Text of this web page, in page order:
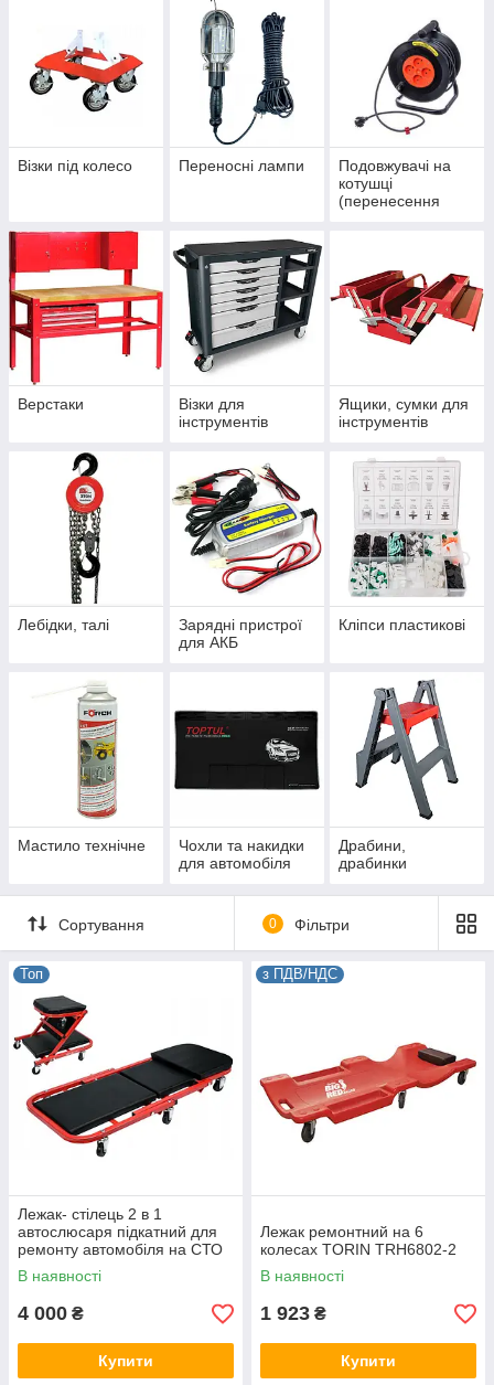
Візки під колесо Переносні лампи
Подовжувачі на
котушці
(перенесення
Верстаки
Візки для
інструментів
Ящики, сумки для
інструментів
Лебідки, талі
Зарядні пристрої
для АКБ
Кліпси пластикові
Мастило технічне
Чохли та накидки
для автомобіля
Драбини,
драбинки
Сортування 0 Фільтри
Топ
Лежак- стілець 2 в 1
автослюсаря підкатний для
ремонту автомобіля на СТО
автосервіса, майстерні YATO
YT-08802
В наявності
4 000 ₴
Купити
з ПДВ/НДС
Лежак ремонтний на 6
колесах TORIN TRH6802-2
В наявності
1 923 ₴
Купити